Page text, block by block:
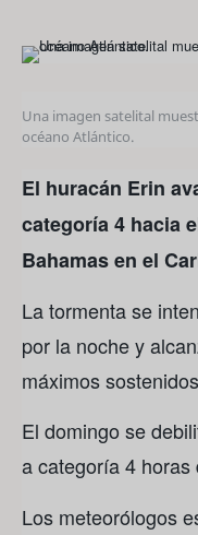
Una imagen satelital
océano Atlántico.
El huracán Erin
categoría 4 hacia
Bahamas en el
La tormenta se
por la noche y
máximos
El domingo se
a categoría 4 horas
Los meteorólogos